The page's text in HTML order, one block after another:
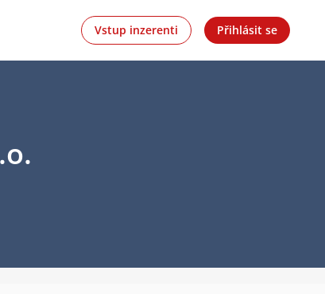
Vstup inzerenti Přihlásit se